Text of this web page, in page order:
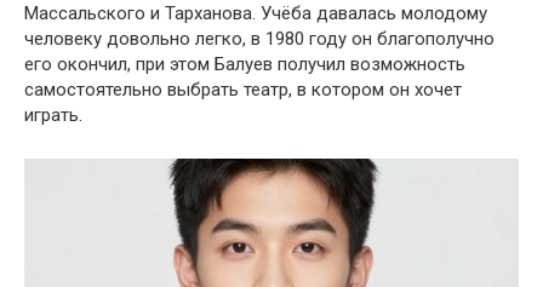
Массальского и Тарханова. Учёба давалась молодому
человеку довольно легко, в 1980 году он благополучно
его окончил, при этом Балуев получил возможность
самостоятельно выбрать театр, в котором он хочет
играть.